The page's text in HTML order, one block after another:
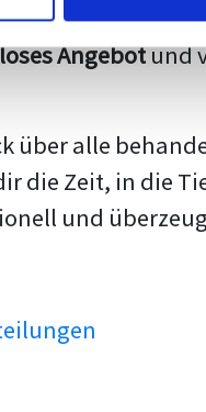
teilen
Angebotund
über alle
die Zeit, in die
und